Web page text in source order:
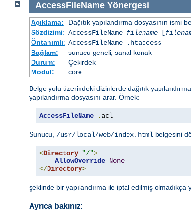
AccessFileName Yönergesi
Açıklama:
Dağıtık yapılandırma dosyasının ismi
Sözdizimi: AccessFileName filename[
Öntanımlı: AccessFileName .htaccess
Bağlam:
sunucu geneli, sanal konak
Durum:
Çekirdek
Modül:
core
Belge yolu üzerindeki dizinlerde dağıtık
yapılandırma dosyasını arar. Örnek:
AccessFileName . acl
Sunucu, /usr/local/web/index.html belgesini
<Directory "/">
AllowOverride None
</Directory>
şeklinde bir yapılandırma ile iptal edilmiş olmadıkça
Ayrıca bakınız: